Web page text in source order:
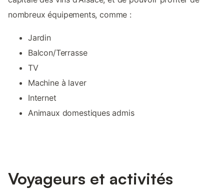
nombreux équipements, comme :
Jardin
Balcon/Terrasse
TV
Machine à laver
Internet
Animaux domestiques admis
Voyageurs et activités